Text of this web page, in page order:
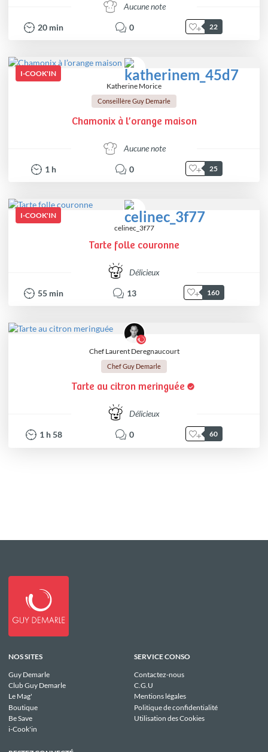
Aucune note
20 min 0 22
I-COOK'IN
Katherine Morice
Conseillère Guy Demarle
Chamonix à l’orange maison
Aucune note
1 h 0 25
I-COOK'IN
celinec_3f77
Tarte folle couronne
Délicieux
55 min 13 160
Chef Laurent Deregnaucourt
Chef Guy Demarle
Tarte au citron meringuée
Délicieux
1 h58 0 60
NOS SITES
Guy Demarle
Club Guy Demarle
Le Mag'
Boutique
Be Save
i-Cook'in
SERVICE CONSO
Contactez-nous
C.G.U
Mentions légales
Politique de confidentialité
Utilisation des Cookies